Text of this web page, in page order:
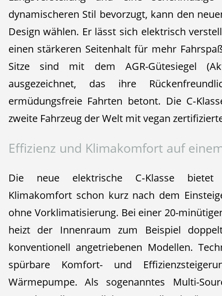
dynamischeren Stil bevorzugt, kann den
Design wählen. Er lässt sich elektrisch
einen stärkeren Seitenhalt für mehr
Sitze sind mit dem AGR-Gütesiegel
ausgezeichnet, das ihre
ermüdungsfreie Fahrten betont. Die
zweite Fahrzeug der Welt mit vegan
Effizienz und Klimakomfort auf
Die neue elektrische C‑Klasse bietet
Klimakomfort schon kurz nach dem
ohne Vorklimatisierung. Bei einer 20-
heizt der Innenraum zum Beispiel
konventionell angetriebenen Modellen.
spürbare Komfort- und
Wärmepumpe. Als sogenanntes Multi-